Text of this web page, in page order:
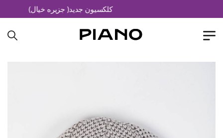
کلکسیون جدید( جزیره خیال)